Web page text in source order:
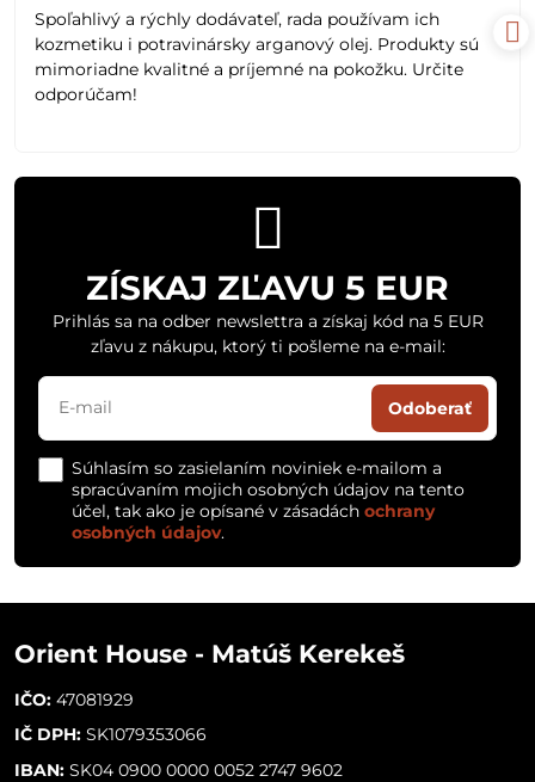
5
Spoľahlivý a rýchly dodávateľ, rada používam ich
kozmetiku i potravinársky arganový olej. Produkty sú
mimoriadne kvalitné a príjemné na pokožku. Určite
odporúčam!
ZÍSKAJ ZĽAVU 5 EUR
Prihlás sa na odber newslettra a získaj kód na 5 EUR
zľavu z nákupu, ktorý ti pošleme na e-mail:
Odoberať
Súhlasím so zasielaním noviniek e-mailom a
spracúvaním mojich osobných údajov na tento
účel, tak ako je opísané v zásadách ochrany
osobných údajov.
Orient House - Matúš Kerekeš
IČO: 47081929
IČ DPH: SK1079353066
IBAN: SK04 0900 0000 0052 2747 9602